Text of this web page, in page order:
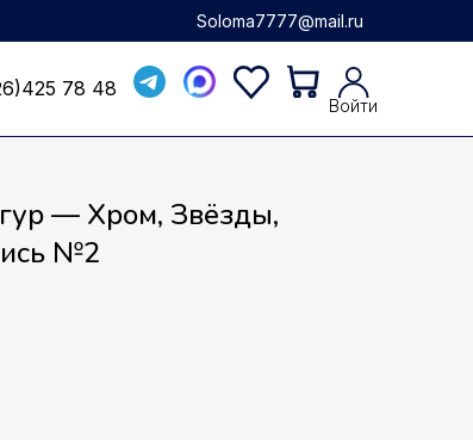
Soloma7777@mail.ru
Войти
78 48
78 48
— Хром, Звёзды,
№2